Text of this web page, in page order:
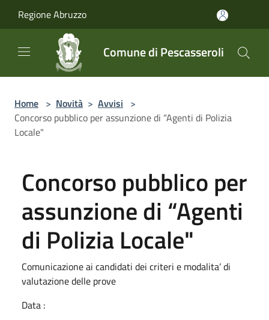
Regione Abruzzo
Comune di Pescasseroli
Home > Novità > Avvisi >
Concorso pubblico per assunzione di “Agenti di Polizia
Locale"
Concorso pubblico per
assunzione di “Agenti
di Polizia Locale"
Comunicazione ai candidati dei criteri e modalita’ di
valutazione delle prove
Data :